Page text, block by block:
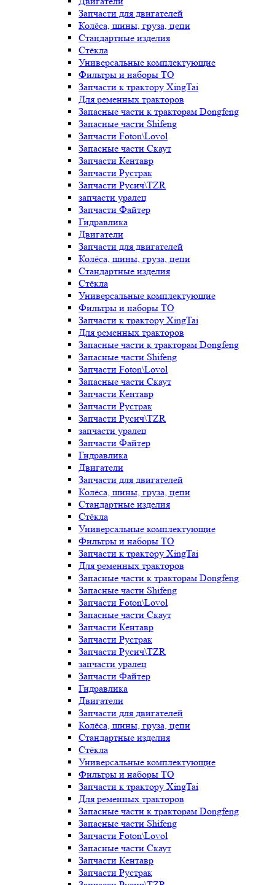
Запчасти для двигателей
Колёса, шины, груза, цепи
Стандартные изделия
Стёкла
Универсальные комплектующие
Фильтры и наборы ТО
Запчасти к трактору XingTai
Для ременных тракторов
Запасные части к тракторам Dongfeng
Запасные части Shifeng
Запчасти Foton\Lovol
Запасные части Скаут
Запчасти Кентавр
Запчасти Рустрак
Запчасти Русич\TZR
запчасти уралец
Запчасти Файтер
Гидравлика
Двигатели
Запчасти для двигателей
Колёса, шины, груза, цепи
Стандартные изделия
Стёкла
Универсальные комплектующие
Фильтры и наборы ТО
Запчасти к трактору XingTai
Для ременных тракторов
Запасные части к тракторам Dongfeng
Запасные части Shifeng
Запчасти Foton\Lovol
Запасные части Скаут
Запчасти Кентавр
Запчасти Рустрак
Запчасти Русич\TZR
запчасти уралец
Запчасти Файтер
Гидравлика
Двигатели
Запчасти для двигателей
Колёса, шины, груза, цепи
Стандартные изделия
Стёкла
Универсальные комплектующие
Фильтры и наборы ТО
Запчасти к трактору XingTai
Для ременных тракторов
Запасные части к тракторам Dongfeng
Запасные части Shifeng
Запчасти Foton\Lovol
Запасные части Скаут
Запчасти Кентавр
Запчасти Рустрак
Запчасти Русич\TZR
запчасти уралец
Запчасти Файтер
Гидравлика
Двигатели
Запчасти для двигателей
Колёса, шины, груза, цепи
Стандартные изделия
Стёкла
Универсальные комплектующие
Фильтры и наборы ТО
Запчасти к трактору XingTai
Для ременных тракторов
Запасные части к тракторам Dongfeng
Запасные части Shifeng
Запчасти Foton\Lovol
Запасные части Скаут
Запчасти Кентавр
Запчасти Рустрак